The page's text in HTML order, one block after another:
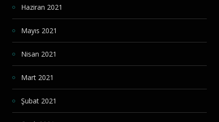
Haziran 2021
Mayıs 2021
Nisan 2021
Mart 2021
Şubat 2021